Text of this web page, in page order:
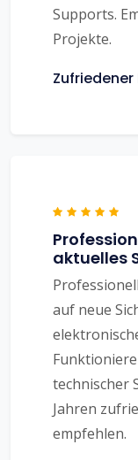
Supports.
Projekte.
Zufriedener
aktuelles
auf neue
technischer
Jahren
empfehlen.